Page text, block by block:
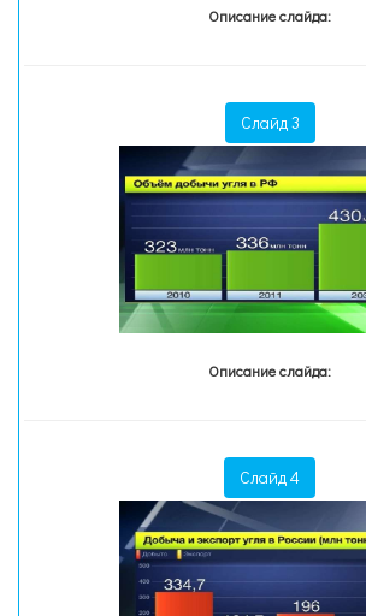
Описание слайда:
Слайд 3
Описание слайда:
Слайд 4